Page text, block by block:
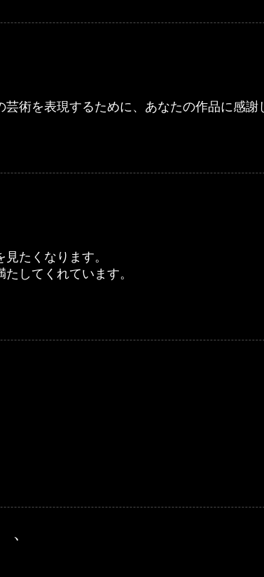
術を表現するために、あなたの作品に感
たくなります。
してくれています。